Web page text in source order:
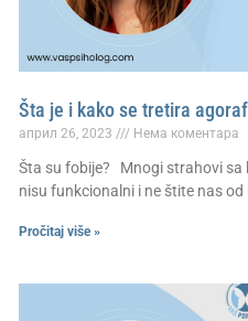
Šta je i kako se tretira
април 26, 2023 Нема коментара
Šta su fobije? Mnogi strahovi sa
nisu funkcionalni i ne štite nas od
Pročitaj više »